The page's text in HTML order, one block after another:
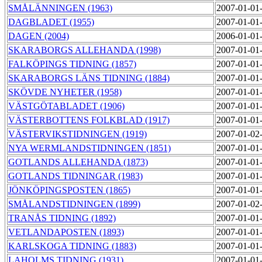
SMÅLÄNNINGEN (1963)
2007-01-
DAGBLADET (1955)
2007-01-
DAGEN (2004)
2006-01-
SKARABORGS ALLEHANDA (1998)
2007-01-
FALKÖPINGS TIDNING (1857)
2007-01-
SKARABORGS LÄNS TIDNING (1884)
2007-01-
SKÖVDE NYHETER (1958)
2007-01-
VÄSTGÖTABLADET (1906)
2007-01-
VÄSTERBOTTENS FOLKBLAD (1917)
2007-01-
VÄSTERVIKSTIDNINGEN (1919)
2007-01-
NYA WERMLANDSTIDNINGEN (1851)
2007-01-
GOTLANDS ALLEHANDA (1873)
2007-01-
GOTLANDS TIDNINGAR (1983)
2007-01-
JÖNKÖPINGSPOSTEN (1865)
2007-01-
SMÅLANDSTIDNINGEN (1899)
2007-01-
TRANÅS TIDNING (1892)
2007-01-
VETLANDAPOSTEN (1893)
2007-01-
KARLSKOGA TIDNING (1883)
2007-01-